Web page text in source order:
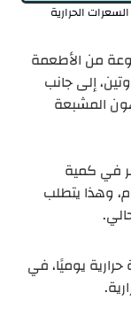
الحرارية
من الأطعمة
إلى جانب
المشبعة
في كمية
وهذا يتطلب
إلى 2000-2200 سعرة حرارية يوميًا، في